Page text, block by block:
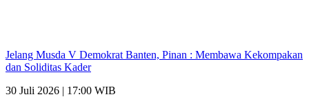
Jelang Musda V Demokrat Banten, Pinan : Membawa Kekompakan
dan Soliditas Kader
30 Juli 2026 | 17:00 WIB